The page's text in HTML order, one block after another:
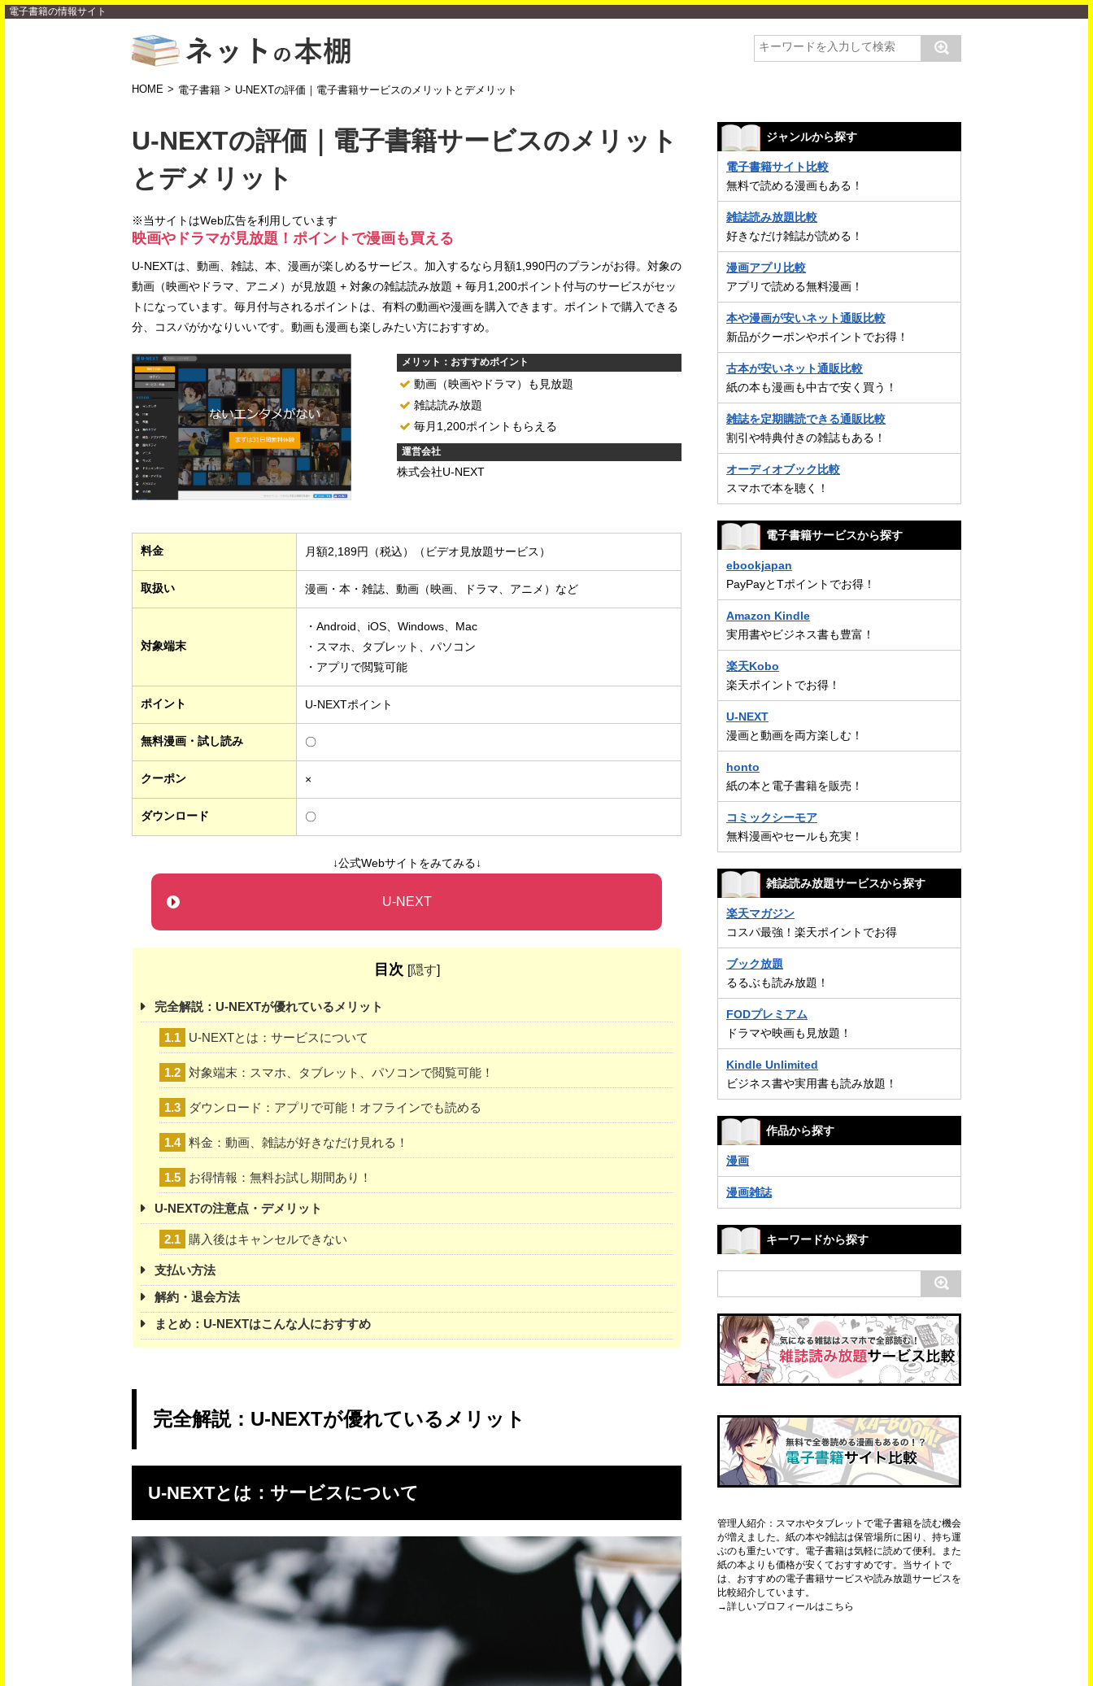
電子書籍の情報サイト
HOME > 電子書籍 > U-NEXTの評価｜電子書籍サービスのメリットとデメリット
U-NEXTの評価｜電子書籍サービスのメリット
とデメリット
※当サイトはWeb広告を利用しています
映画やドラマが見放題！ポイントで漫画も買える
U-NEXTは、動画、雑誌、本、漫画が楽しめるサービス。加入するなら月額1,990円のプランがお得。対象の
動画（映画やドラマ、アニメ）が見放題 + 対象の雑誌読み放題 + 毎月1,200ポイント付与のサービスがセッ
トになっています。毎月付与されるポイントは、有料の動画や漫画を購入できます。ポイントで購入できる
分、コスパがかなりいいです。動画も漫画も楽しみたい方におすすめ。
メリット：おすすめポイント
動画（映画やドラマ）も見放題
雑誌読み放題
毎月1,200ポイントもらえる
運営会社
株式会社U-NEXT
料金 月額2,189円（税込）（ビデオ見放題サービス）
取扱い 漫画・本・雑誌、動画（映画、ドラマ、アニメ）など
対象端末
・Android、iOS、Windows、Mac
・スマホ、タブレット、パソコン
・アプリで閲覧可能
ポイント U-NEXTポイント
無料漫画・試し読み 〇
クーポン ×
ダウンロード 〇
↓公式Webサイトをみてみる↓
U-NEXT
目次 [隠す]
完全解説：U-NEXTが優れているメリット
1.1 U-NEXTとは：サービスについて
1.2 対象端末：スマホ、タブレット、パソコンで閲覧可能！
1.3 ダウンロード：アプリで可能！オフラインでも読める
1.4 料金：動画、雑誌が好きなだけ見れる！
1.5 お得情報：無料お試し期間あり！
U-NEXTの注意点・デメリット
2.1 購入後はキャンセルできない
支払い方法
解約・退会方法
まとめ：U-NEXTはこんな人におすすめ
完全解説：U-NEXTが優れているメリット
U-NEXTとは：サービスについて
ジャンルから探す
電子書籍サイト比較
無料で読める漫画もある！
雑誌読み放題比較
好きなだけ雑誌が読める！
漫画アプリ比較
アプリで読める無料漫画！
本や漫画が安いネット通販比較
新品がクーポンやポイントでお得！
古本が安いネット通販比較
紙の本も漫画も中古で安く買う！
雑誌を定期購読できる通販比較
割引や特典付きの雑誌もある！
オーディオブック比較
スマホで本を聴く！
電子書籍サービスから探す
ebookjapan
PayPayとTポイントでお得！
Amazon Kindle
実用書やビジネス書も豊富！
楽天Kobo
楽天ポイントでお得！
U-NEXT
漫画と動画を両方楽しむ！
honto
紙の本と電子書籍を販売！
コミックシーモア
無料漫画やセールも充実！
雑誌読み放題サービスから探す
楽天マガジン
コスパ最強！楽天ポイントでお得
ブック放題
るるぶも読み放題！
FODプレミアム
ドラマや映画も見放題！
Kindle Unlimited
ビジネス書や実用書も読み放題！
作品から探す
漫画
漫画雑誌
キーワードから探す
管理人紹介：スマホやタブレットで電子書籍を読む機会
が増えました。紙の本や雑誌は保管場所に困り、持ち運
ぶのも重たいです。電子書籍は気軽に読めて便利。また
紙の本よりも価格が安くておすすめです。当サイトで
は、おすすめの電子書籍サービスや読み放題サービスを
比較紹介しています。
→詳しいプロフィールはこちら